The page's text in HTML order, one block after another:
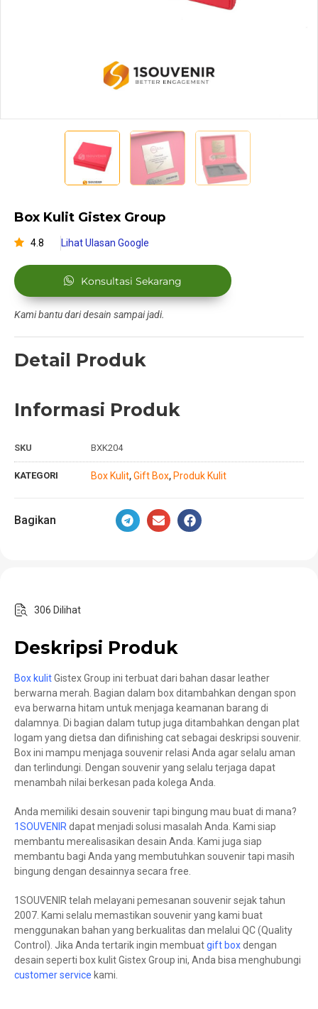
Box Kulit Gistex Group
4.8 Lihat Ulasan Google
Konsultasi Sekarang
Kami bantu dari desain sampai jadi.
Detail Produk
Informasi Produk
SKU BXK204
KATEGORI Box Kulit, Gift Box, Produk Kulit
Bagikan
306 Dilihat
Deskripsi Produk
Box kulitGistex Group ini terbuat dari bahan dasar leather
berwarna merah. Bagian dalam box ditambahkan dengan spon
eva berwarna hitam untuk menjaga keamanan barang di
dalamnya. Di bagian dalam tutup juga ditambahkan dengan plat
logam yang dietsa dan difinishing cat sebagai deskripsi souvenir.
Box ini mampu menjaga souvenir relasi Anda agar selalu aman
dan terlindungi. Dengan souvenir yang selalu terjaga dapat
menambah nilai berkesan pada kolega Anda.
Anda memiliki desain souvenir tapi bingung mau buat di mana?
1SOUVENIR dapat menjadi solusi masalah Anda. Kami siap
membantu merealisasikan desain Anda. Kami juga siap
membantu bagi Anda yang membutuhkan souvenir tapi masih
bingung dengan desainnya secara free.
1SOUVENIR telah melayani pemesanan souvenir sejak tahun
2007. Kami selalu memastikan souvenir yang kami buat
menggunakan bahan yang berkualitas dan melalui QC (Quality
Control). Jika Anda tertarik ingin membuatgift boxdengan
desain seperti box kulit Gistex Group ini, Anda bisa menghubungi
customer service kami.